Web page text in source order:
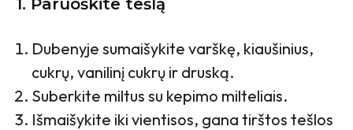
Dubenyje sumaišykite varškę, kiaušinius,
cukrų, vanilinį cukrų ir druską.
Suberkite miltus su kepimo milteliais.
Išmaišykite iki vientisos, gana tirštos tešlos